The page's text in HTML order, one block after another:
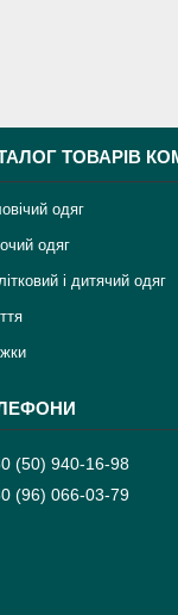
ТОВАРІВ
одяг
одяг
і дитячий одяг
(50) 940-16-98
(96) 066-03-79